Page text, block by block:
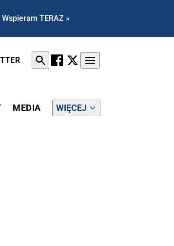
Wspieram TERAZ »
MEDIA WIĘCEJ